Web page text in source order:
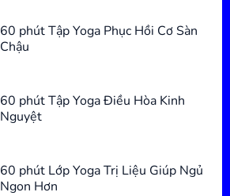
60 phút Tập Yoga Phục Hồi Cơ Sàn
Chậu
60 phút Tập Yoga Điều Hòa Kinh
Nguyệt
60 phút Lớp Yoga Trị Liệu Giúp Ngủ
Ngon Hơn